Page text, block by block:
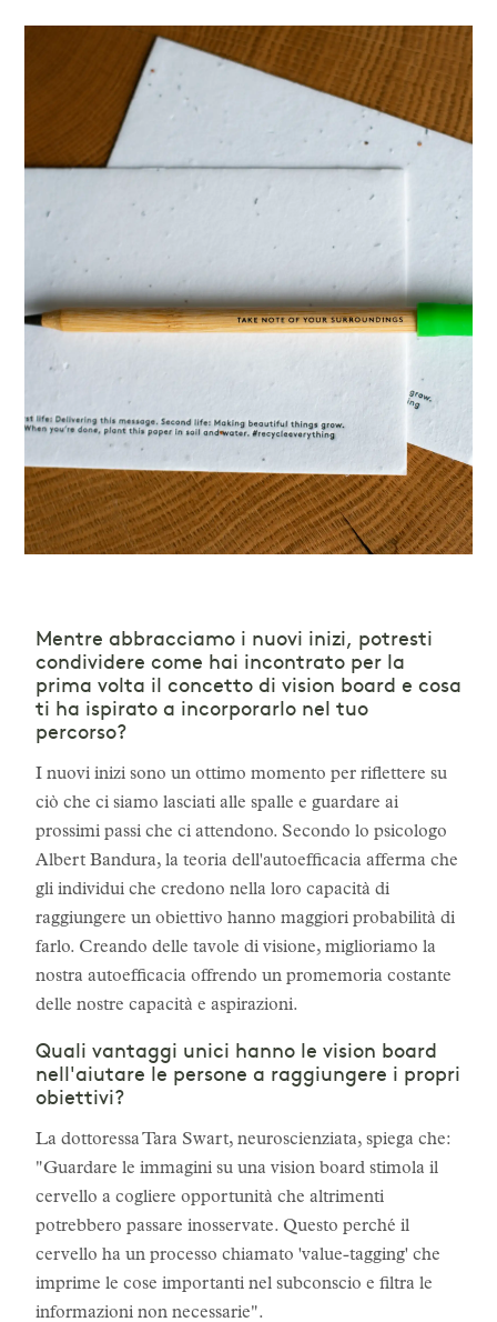
Mentre abbracciamo i nuovi inizi, potresti
condividere come hai incontrato per la
prima volta il concetto di vision board e cosa
ti ha ispirato a incorporarlo nel tuo
percorso?
I nuovi inizi sono un ottimo momento per riflettere su
ciò che ci siamo lasciati alle spalle e guardare ai
prossimi passi che ci attendono. Secondo lo psicologo
Albert Bandura, la teoria dell'autoefficacia afferma che
gli individui che credono nella loro capacità di
raggiungere un obiettivo hanno maggiori probabilità di
farlo. Creando delle tavole di visione, miglioriamo la
nostra autoefficacia offrendo un promemoria costante
delle nostre capacità e aspirazioni.
Quali vantaggi unici hanno le vision board
nell'aiutare le persone a raggiungere i propri
obiettivi?
La dottoressa Tara Swart, neuroscienziata, spiega che:
"Guardare le immagini su una vision board stimola il
cervello a cogliere opportunità che altrimenti
potrebbero passare inosservate. Questo perché il
cervello ha un processo chiamato 'value-tagging' che
imprime le cose importanti nel subconscio e filtra le
informazioni non necessarie".